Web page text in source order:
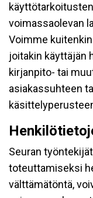
voimassaolevan
Voimme
joitakin käyttäjän
kirjanpito- tai
asiakassuhteen
Seuran
toteuttamiseksi
välttämätöntä,